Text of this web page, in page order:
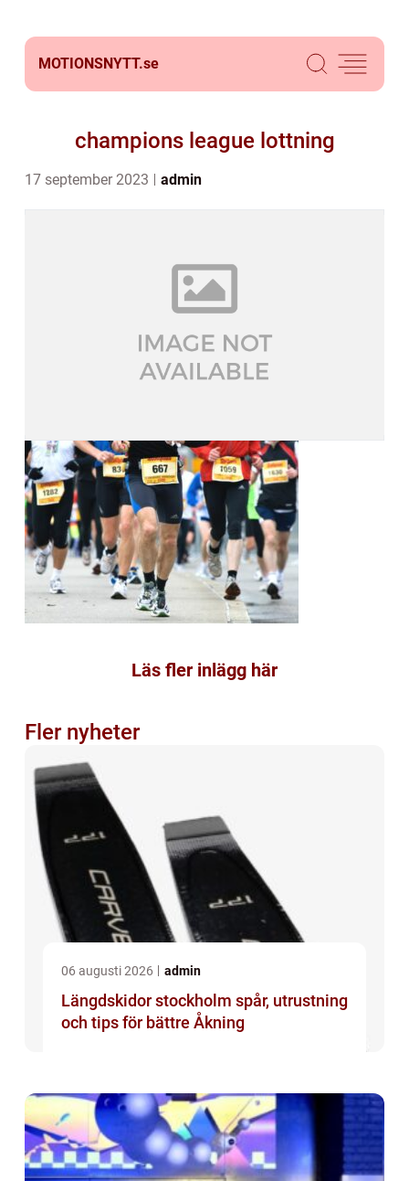
MOTIONSNYTT.se
champions league lottning
17 september 2023 admin
Läs fler inlägg här
Fler nyheter
06 augusti 2026 admin
Längdskidor stockholm spår, utrustning
och tips för bättre Åkning